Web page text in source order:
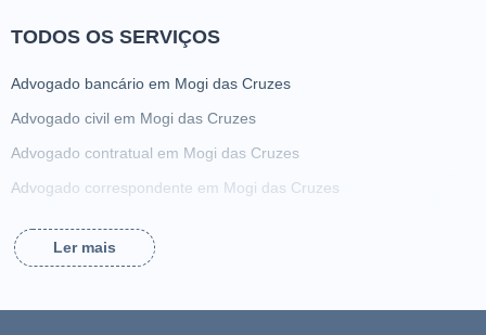
TODOS OS SERVIÇOS
Advogado bancário em Mogi das Cruzes
Advogado civil em Mogi das Cruzes
Advogado contratual em Mogi das Cruzes
Advogado correspondente em Mogi das Cruzes
Advogado da família em Mogi das Cruzes
Ler mais